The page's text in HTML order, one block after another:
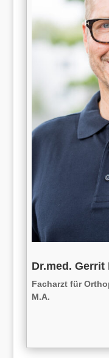
Dr.med. Gerrit
Facharzt für
M.A.